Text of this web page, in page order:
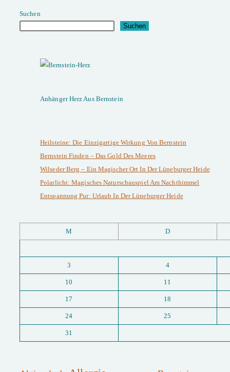
Kommentieren
Suchen
Suchen
Anhänger Herz Aus Bernstein
Heilsteine: Die Einzigartige Wirkung Von Bernstein
Bernstein Finden – Das Gold Des Meeres
Wilseder Berg – Ein Magischer Ort In Der Lüneburger Heide
Polarlicht: Magisches Naturschauspiel Am Nachthimmel
Entspannung Pur: Urlaub In Der Lüneburger Heide
M D
3 4
10 11
17 18
24 25
31